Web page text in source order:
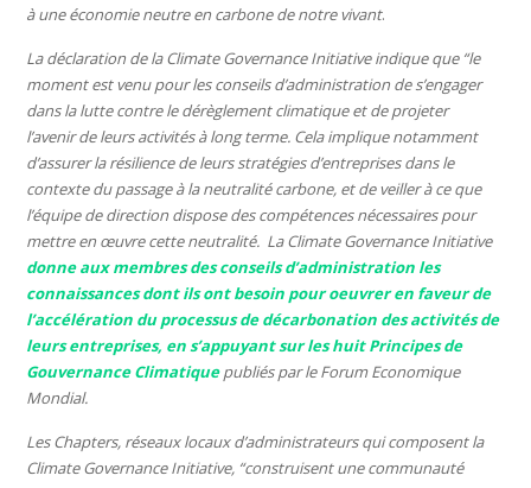
à une économie neutre en carbone de notre vivant.
La déclaration de la Climate Governance Initiative indique que “le
moment est venu pour les conseils d’administration de s’engager
dans la lutte contre le dérèglement climatique et de projeter
l’avenir de leurs activités à long terme. Cela implique notamment
d’assurer la résilience de leurs stratégies d’entreprises dans le
contexte du passage à la neutralité carbone, et de veiller à ce que
l’équipe de direction dispose des compétences nécessaires pour
mettre en œuvre cette neutralité. La Climate Governance Initiative
donne aux membres des conseils d’administration les
connaissances dont ils ont besoin pour oeuvrer en faveur de
l’accélération du processus de décarbonation des activités de
leurs entreprises, en s’appuyant sur les huit Principes de
Gouvernance Climatique publiés par le Forum Economique
Mondial.
Les Chapters, réseaux locaux d’administrateurs qui composent la
Climate Governance Initiative, “construisent une communauté